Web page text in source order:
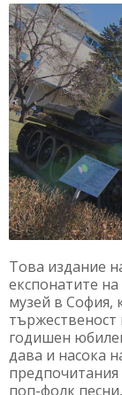
Това издание
експонатите
музей в София,
годишен
дава и насока
поп-фолк